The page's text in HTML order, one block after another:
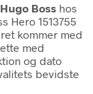
Hugo Boss hos
Hero 1513755
kommer med
med
og dato
bevidste